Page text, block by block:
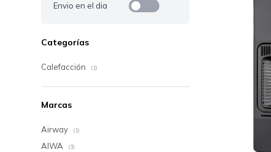
Envio en el dia
Categorías
Calefacción (1)
Marcas
Airway (1)
AIWA (3)